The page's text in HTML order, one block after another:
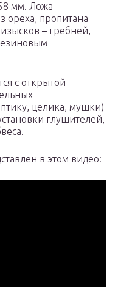
мм. Ложа
ореха, пропитана
– гребней,
с открытой
целика, мушки)
глушителей,
в этом видео: